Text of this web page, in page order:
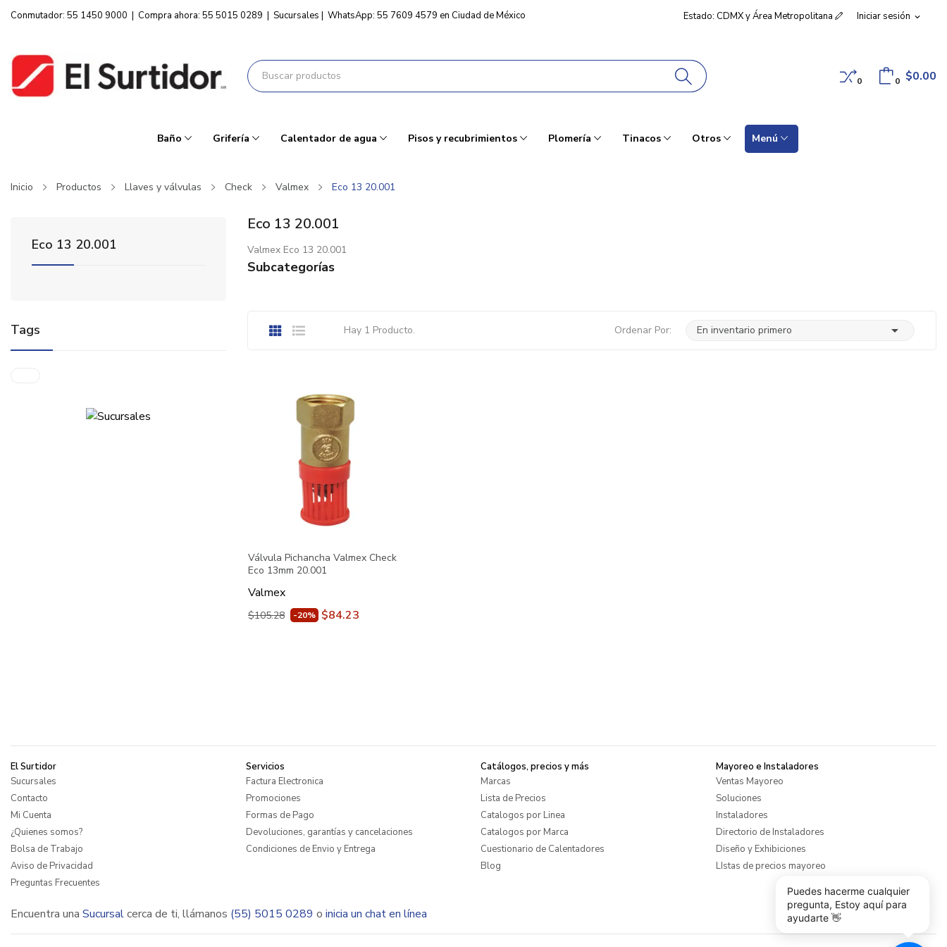
Iniciar sesión expand_more
Conmutador: 55 1450 9000 | Compra ahora: 55 5015 0289 | Sucursales | WhatsApp: 55 7609 4579 en Ciudad de México Estado: CDMX y Área Metropolitana
0 $0.00
0
Baño Grifería Calentador de agua Pisos y recubrimientos Plomería Tinacos Otros Menú
Inicio Productos Llaves y válvulas Check Valmex Eco 13 20.001
Eco 13 20.001
Tags
Eco 13 20.001
Valmex Eco 13 20.001
Subcategorías
Hay 1 Producto. Ordenar Por: En inventario primero 
Válvula Pichancha Valmex Check
Eco 13mm 20.001
Valmex
$105.28 -20% $84.23
El Surtidor
Sucursales
Contacto
Mi Cuenta
¿Quienes somos?
Bolsa de Trabajo
Aviso de Privacidad
Preguntas Frecuentes
Servicios
Factura Electronica
Promociones
Formas de Pago
Devoluciones, garantías y cancelaciones
Condiciones de Envio y Entrega
Catálogos, precios y más
Marcas
Lista de Precios
Catalogos por Linea
Catalogos por Marca
Cuestionario de Calentadores
Blog
Mayoreo e Instaladores
Ventas Mayoreo
Soluciones
Instaladores
Directorio de Instaladores
Diseño y Exhibiciones
LIstas de precios mayoreo
Encuentra una Sucursalcerca de ti, llámanos (55) 5015 0289 o inicia un chat en línea
Puedes hacerme cualquier
pregunta, Estoy aquí para
ayudarte 👋